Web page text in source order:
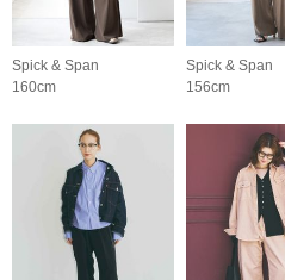
Spick & Span
160cm
Spick & Span
156cm